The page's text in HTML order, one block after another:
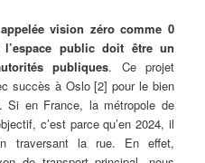
vision zéro comme 0
public doit être un
publiques. Ce projet
succès à Oslo [2] pour le bien
en France, la métropole de
c’est parce qu’en 2024, il
traversant la rue. En effet,